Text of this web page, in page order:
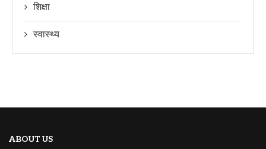
शिक्षा
स्वास्थ्य
ABOUT US